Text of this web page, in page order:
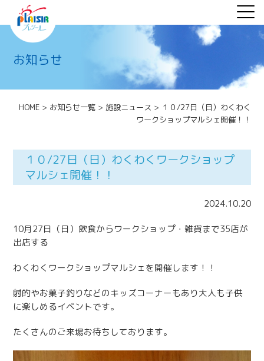
お知らせ
HOME> お知らせ一覧> 施設ニュース > １０/27日（日）わくわく
ワークショップマルシェ開催！！
１０/27日（日）わくわくワークショップ
マルシェ開催！！
2024.10.20
10月27日（日）飲食からワークショップ・雑貨まで35店が
出店する
わくわくワークショップマルシェを開催します！！
射的やお菓子釣りなどのキッズコーナーもあり大人も子供
に楽しめるイベントです。
たくさんのご来場お待ちしております。